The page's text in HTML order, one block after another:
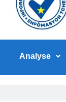
Analyse